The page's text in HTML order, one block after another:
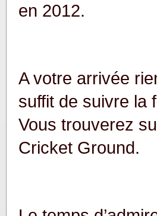
en 2012.
A votre arrivée
suffit de suivre la
Vous trouverez
Cricket Ground.